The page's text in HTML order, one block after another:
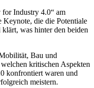
for Industry 4.0“ am
Keynote, die die Potentiale
was hinter den beiden
Bau und
kritischen Aspekten
konfrontiert waren und
meistern.